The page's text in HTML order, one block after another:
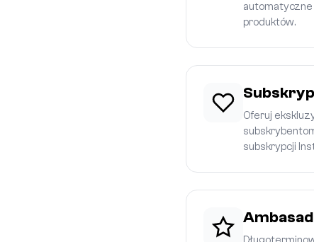
automatyczne
produktów.
Oferuj
subskrypcji